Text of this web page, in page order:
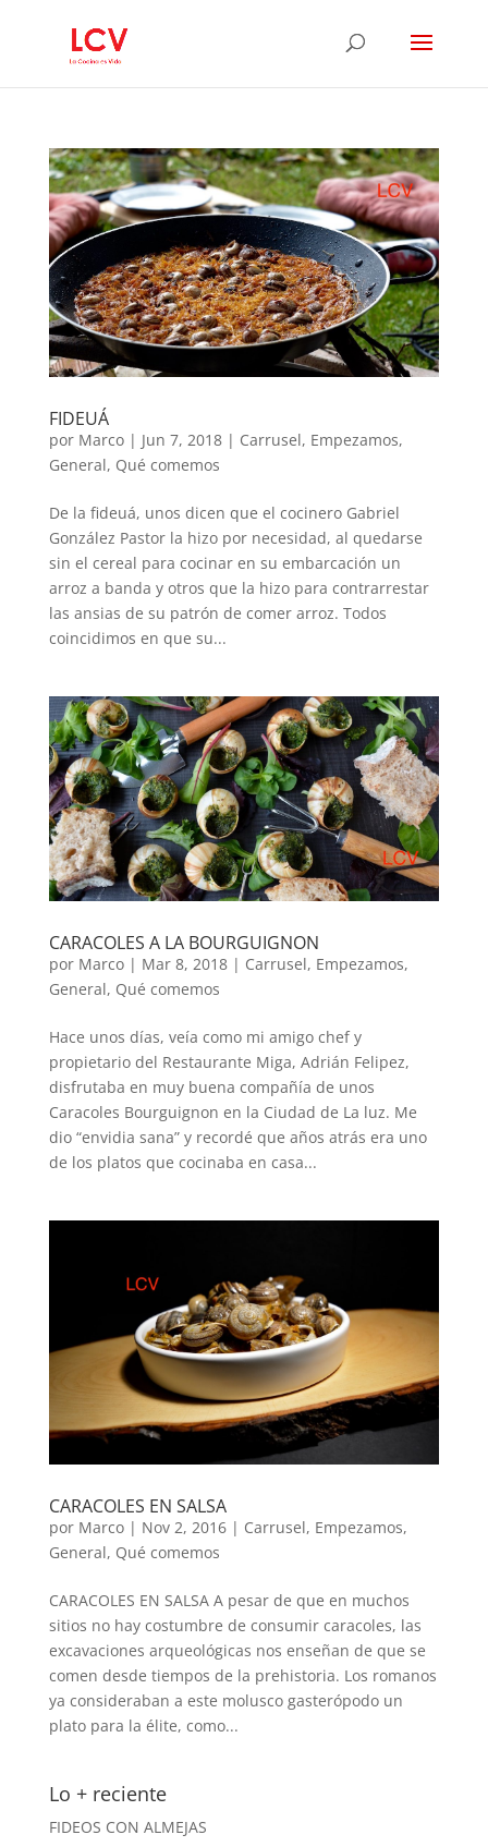
FIDEUÁ
por Marco| Jun 7, 2018| Carrusel, Empezamos,
General, Qué comemos
De la fideuá, unos dicen que el cocinero Gabriel
González Pastor la hizo por necesidad, al quedarse
sin el cereal para cocinar en su embarcación un
arroz a banda y otros que la hizo para contrarrestar
las ansias de su patrón de comer arroz. Todos
coincidimos en que su...
CARACOLES A LA BOURGUIGNON
por Marco| Mar 8, 2018| Carrusel, Empezamos,
General, Qué comemos
Hace unos días, veía como mi amigo chef y
propietario del Restaurante Miga, Adrián Felipez,
disfrutaba en muy buena compañía de unos
Caracoles Bourguignon en la Ciudad de La luz. Me
dio “envidia sana” y recordé que años atrás era uno
de los platos que cocinaba en casa...
CARACOLES EN SALSA
por Marco| Nov 2, 2016| Carrusel, Empezamos,
General, Qué comemos
CARACOLES EN SALSA A pesar de que en muchos
sitios no hay costumbre de consumir caracoles, las
excavaciones arqueológicas nos enseñan de que se
comen desde tiempos de la prehistoria. Los romanos
ya consideraban a este molusco gasterópodo un
plato para la élite, como...
Lo + reciente
FIDEOS CON ALMEJAS